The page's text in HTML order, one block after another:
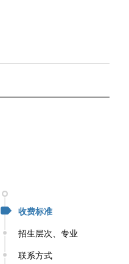
收费标准
招生层次、专业
联系方式